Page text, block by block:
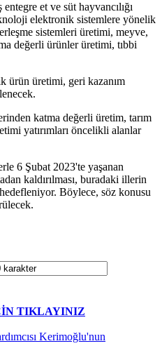
et ve süt hayvancılığı
elektronik sistemlere yönelik
sistemleri üretimi, meyve,
değerli ürünler üretimi, tıbbi
ürün üretimi, geri kazanım
katma değerli üretim, tarım
yatırımları öncelikli alanlar
6 Şubat 2023'te yaşanan
kaldırılması, buradaki illerin
Böylece, söz konusu
TIKLAYINIZ